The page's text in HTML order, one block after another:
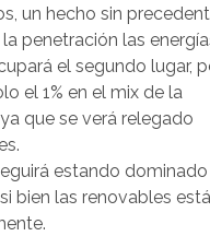
un hecho sin
penetración las
el segundo lugar,
el 1% en el mix de la
que se verá relegado
estando dominado
bien las renovables